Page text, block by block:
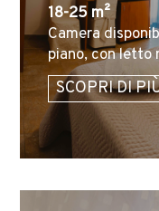
18-25 m²
Camera
piano, con letto
SCOPRI DI